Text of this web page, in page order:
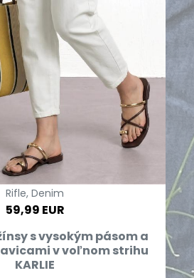
Rifle, Denim
59,99 EUR
s vysokým pásom a
v voľnom strihu
KARLIE